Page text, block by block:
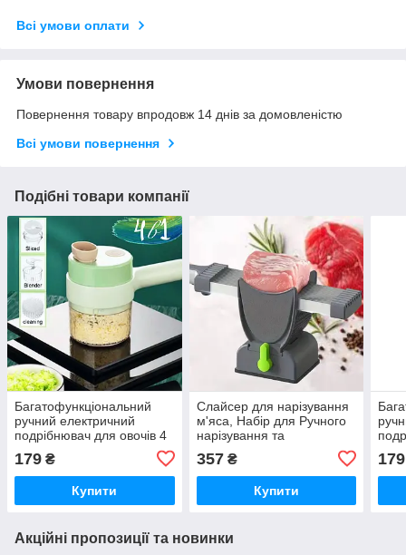
Всі умови оплати
Умови повернення
Повернення товару впродовж 14 днів за домовленістю
Всі умови повернення
Подібні товари компанії
Багатофункціональний
ручний електричний
подрібнювач для овочів 4
в 1 Food Chopper Catling
179 ₴
Купити
Слайсер для нарізування
м'яса, Набір для Ручного
нарізування та
для Свіжого М'яса, Тик-ток
357₴
Купити
179
Акційні пропозиції та новинки